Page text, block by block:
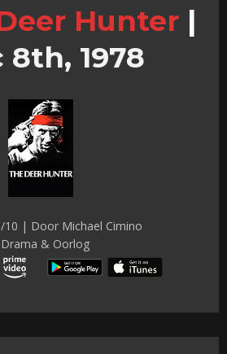
Hunter |
8th, 1978
10 | Door Michael Cimino
Drama & Oorlog